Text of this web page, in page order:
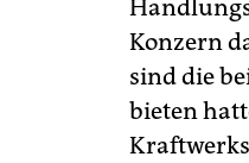
Konzern
sind die
bieten